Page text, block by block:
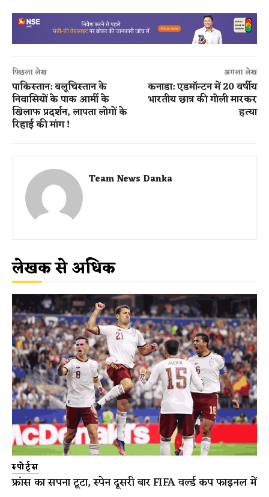
पिछला लेख
पाकिस्तान: बलूचिस्तान के
निवासियों के पाक आर्मी के
खिलाफ प्रदर्शन, लापता लोगों के
रिहाई की मांग !
अगला लेख
कनाडा: एडमॉन्टन में 20 वर्षीय
भारतीय छात्र की गोली मारकर
हत्या
Team News Danka
लेखक से अधिक
स्पोर्ट्स
फ्रांस का सपना टूटा, स्पेन दूसरी बार FIFA वर्ल्ड कप फाइनल में